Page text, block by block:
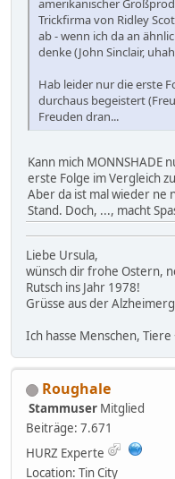
amerikanischer
Trickfirma von Ridley
ab - wenn ich da an
denke (John Sinclair,
Hab leider nur die erste
durchaus begeistert
Freuden dran...
Kann mich MONNSHADE
erste Folge im Vergleich
Aber da ist mal wieder ne
Stand. Doch, ..., macht
Liebe Ursula,
wünsch dir frohe Ostern,
Rutsch ins Jahr 1978!
Grüsse aus der
Ich hasse Menschen,
Roughale
Stammuser Mitglied
Beiträge: 7.671
HURZ Experte
Location: Tin City